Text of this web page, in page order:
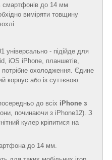
смартфонів до 14 мм
виміряти товщину
універсально - підійде для
iOS iPhone, планшетів,
потрібне охолодження. Єдине
корпус або із суттєвою
до всіх iPhone з
починаючи з iPhone12). З
кулер кріпитися на
до 14 мм.